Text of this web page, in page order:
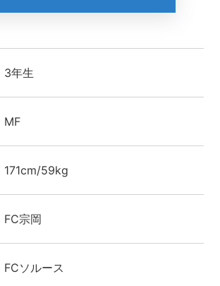
3年生
MF
171cm/59kg
FC宗岡
FCソルース